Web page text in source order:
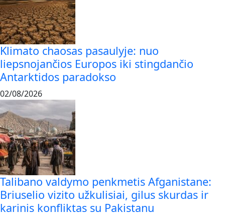
Klimato chaosas pasaulyje: nuo
liepsnojančios Europos iki stingdančio
Antarktidos paradokso
02/08/2026
Talibano valdymo penkmetis Afganistane:
Briuselio vizito užkulisiai, gilus skurdas ir
karinis konfliktas su Pakistanu